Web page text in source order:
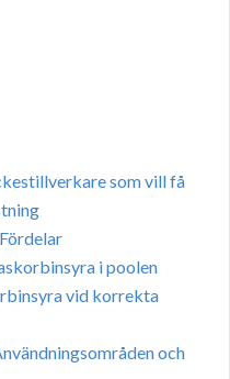
som vill få
i poolen
vid korrekta
och